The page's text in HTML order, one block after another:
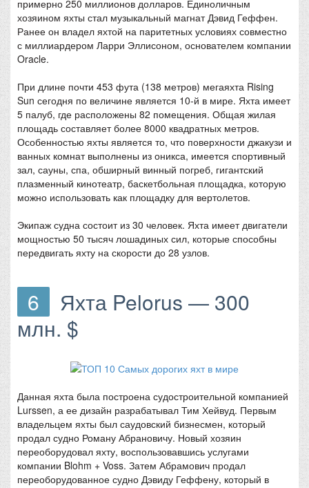
примерно 250 миллионов долларов. Единоличным
хозяином яхты стал музыкальный магнат Дэвид Геффен.
Ранее он владел яхтой на паритетных условиях совместно
с миллиардером Ларри Эллисоном, основателем компании
Oracle.
При длине почти 453 фута (138 метров) мегаяхта Rising
Sun сегодня по величине является 10-й в мире. Яхта имеет
5 палуб, где расположены 82 помещения. Общая жилая
площадь составляет более 8000 квадратных метров.
Особенностью яхты является то, что поверхности джакузи и
ванных комнат выполнены из оникса, имеется спортивный
зал, сауны, спа, обширный винный погреб, гигантский
плазменный кинотеатр, баскетбольная площадка, которую
можно использовать как площадку для вертолетов.
Экипаж судна состоит из 30 человек. Яхта имеет двигатели
мощностью 50 тысяч лошадиных сил, которые способны
передвигать яхту на скорости до 28 узлов.
6
Яхта Pelorus — 300
млн. $
Данная яхта была построена судостроительной компанией
Lurssen, а ее дизайн разрабатывал Тим Хейвуд. Первым
владельцем яхты был саудовский бизнесмен, который
продал судно Роману Абрановичу. Новый хозяин
переоборудовал яхту, воспользовавшись услугами
компании Blohm + Voss. Затем Абрамович продал
переоборудованное судно Дэвиду Геффену, который в